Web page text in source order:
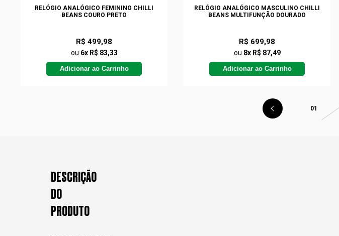
RELÓGIO ANALÓGICO FEMININO CHILLI
BEANS COURO PRETO
R$ 499,98
ou 6x R$ 83,33
Adicionar ao Carrinho
RELÓGIO ANALÓGICO MASCULINO CHILLI
BEANS MULTIFUNÇÃO DOURADO
R$ 699,98
ou 8x R$ 87,49
Adicionar ao Carrinho
01
DESCRIÇÃO
DO
PRODUTO